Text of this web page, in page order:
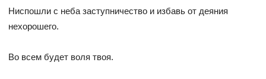
Ниспошли с неба заступничество и избавь от деяния
нехорошего.
Во всем будет воля твоя.